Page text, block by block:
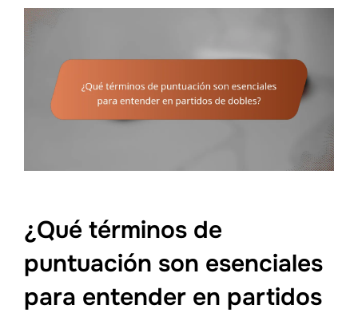
¿Qué términos de
puntuación son esenciales
para entender en partidos